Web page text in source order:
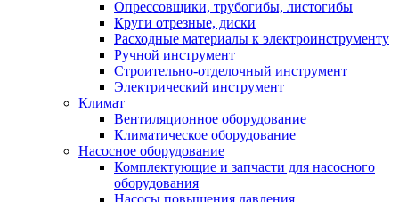
Опрессовщики, трубогибы, листогибы
Круги отрезные, диски
Расходные материалы к электроинструменту
Ручной инструмент
Строительно-отделочный инструмент
Электрический инструмент
Климат
Вентиляционное оборудование
Климатическое оборудование
Насосное оборудование
Комплектующие и запчасти для насосного
оборудования
Насосы повышения давления